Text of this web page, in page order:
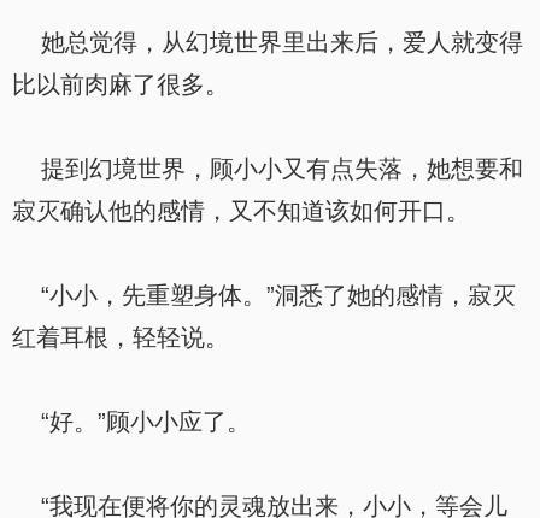
她总觉得，从幻境世界里出来后，爱人就变得
比以前肉麻了很多。
提到幻境世界，顾小小又有点失落，她想要和
寂灭确认他的感情，又不知道该如何开口。
“小小，先重塑身体。”洞悉了她的感情，寂灭
红着耳根，轻轻说。
“好。”顾小小应了。
“我现在便将你的灵魂放出来，小小，等会儿